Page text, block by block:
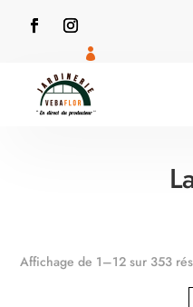

Affichage de 1–12 sur 353